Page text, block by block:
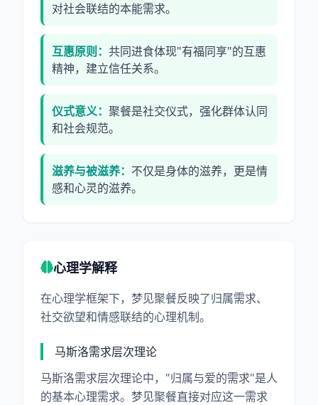
对社会联结的本能需求。
互惠原则： 共同进食体现"有福同享"的互惠
精神，建立信任关系。
仪式意义： 聚餐是社交仪式，强化群体认同
和社会规范。
滋养与被滋养： 不仅是身体的滋养，更是情
感和心灵的滋养。
心理学解释
在心理学框架下，梦见聚餐反映了归属需求、
社交欲望和情感联结的心理机制。
马斯洛需求层次理论
马斯洛需求层次理论中，"归属与爱的需求"是人
的基本心理需求。梦见聚餐直接对应这一需求